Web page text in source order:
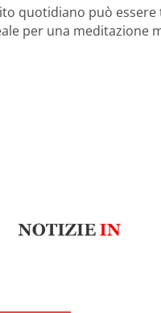
quotidiano può
per una meditazione